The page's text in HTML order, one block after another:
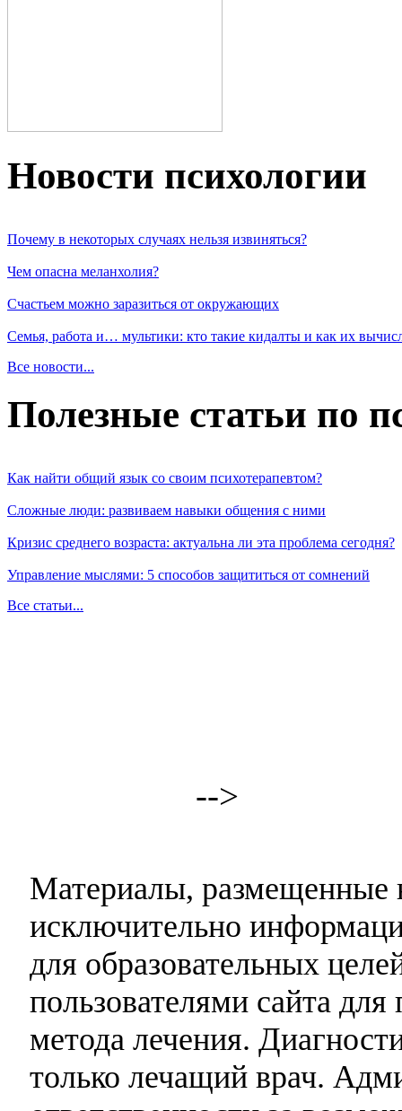
Новости пcихологии
Почему в некоторых случаях нельзя извиняться?
Чем опасна меланхолия?
Счастьем можно заразиться от окружающих
Семья, работа и… мультики: кто такие кидалты и как их
Все новости...
Полезные статьи по
Как найти общий язык со своим психотерапевтом?
Сложные люди: развиваем навыки общения с ними
Кризис среднего возраста: актуальна ли эта проблема сегодня?
Управление мыслями: 5 способов защититься от сомнений
Все статьи...
-->
Материалы, размещенные
исключительно
для образовательных
пользователями сайта
метода лечения.
только лечащий врач.